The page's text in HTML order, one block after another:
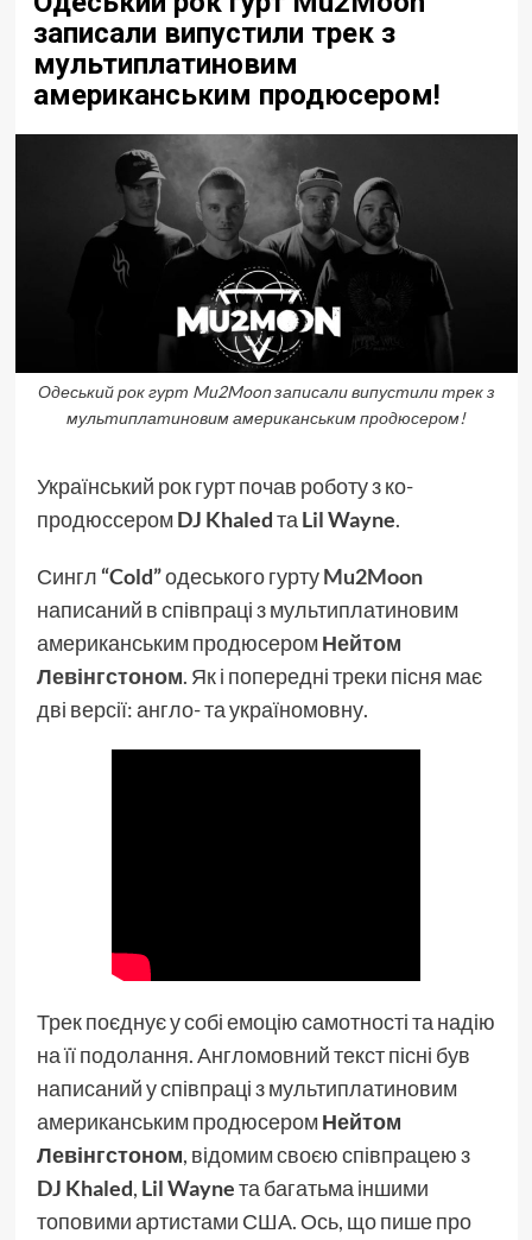
записали випустили трек з
мультиплатиновим
американським продюсером!
Одеський рок гурт Mu2Moon записали випустили трек з
мультиплатиновим американським продюсером!
Український рок гурт почав роботу з ко-
продюссеромDJ Khaledта Lil Wayne.
Сингл “Cold”одеського гуртуMu2Moon
написаний в співпраці з мультиплатиновим
американським продюсеромНейтом
Левінгстоном. Як і попередні треки пісня має
дві версії: англо- та україномовну.
Трек поєднує у собі емоцію самотності та надію
на її подолання. Англомовний текст пісні був
написаний у співпраці з мультиплатиновим
американським продюсеромНейтом
Левінгстоном, відомим своєю співпрацею з
DJ Khaled, Lil Wayneта багатьма іншими
топовими артистами США. Ось, що пише про